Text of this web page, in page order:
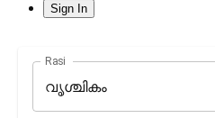
Sign In
Rasi
വൃശ്ചികം